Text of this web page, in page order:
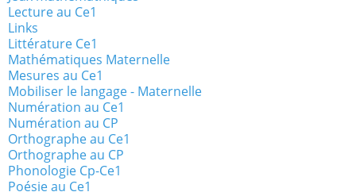
Lecture au Ce1
Links
Littérature Ce1
Mathématiques Maternelle
Mesures au Ce1
Mobiliser le langage - Maternelle
Numération au Ce1
Numération au CP
Orthographe au Ce1
Orthographe au CP
Phonologie Cp-Ce1
Poésie au Ce1